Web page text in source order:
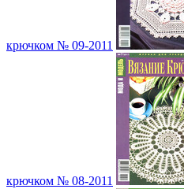
крючком № 09-2011
крючком № 08-2011